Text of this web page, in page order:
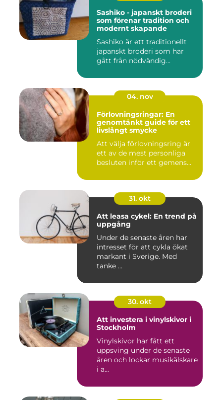
Sashiko - japanskt broderi
som förenar tradition och
modernt skapande
Sashiko är ett traditionellt
japanskt broderi som har
gått från nödvändig...
04. nov
Förlovningsringar: En
genomtänkt guide för ett
livslångt smycke
Att välja förlovningsring är
ett av de mest personliga
besluten inför ett gemens...
31. okt
Att leasa cykel: En trend på
uppgång
Under de senaste åren har
intresset för att cykla ökat
markant i Sverige. Med
tanke ...
30. okt
Att investera i vinylskivor i
Stockholm
Vinylskivor har fått ett
uppsving under de senaste
åren och lockar musikälskare
i a...